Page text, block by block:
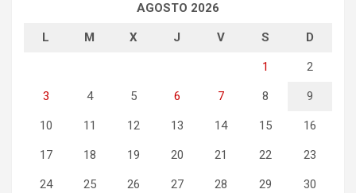
AGOSTO 2026
L M X J V S D
1 2
3 4 5 6 7 8 9
10 11 12 13 14 15 16
17 18 19 20 21 22 23
24 25 26 27 28 29 30